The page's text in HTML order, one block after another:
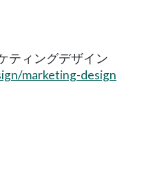
ティングデザイン
marketing-design